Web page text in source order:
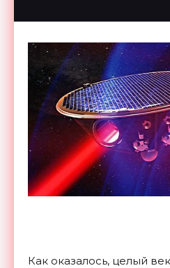
Как оказалось, целый